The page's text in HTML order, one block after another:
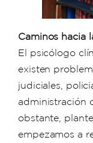
Caminos hacia
El psicólogo
existen
judiciales,
administración
obstante,
empezamos a